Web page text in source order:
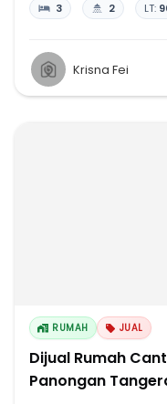
3 2 LT:
Krisna Fei
RUMAH JUAL
Dijual Rumah
Panongan